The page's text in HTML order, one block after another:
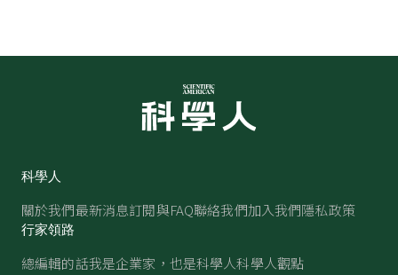
科學人
關於我們最新消息訂閱與FAQ聯絡我們加入我們隱私政策
行家領路
總編輯的話我是企業家，也是科學人科學人觀點